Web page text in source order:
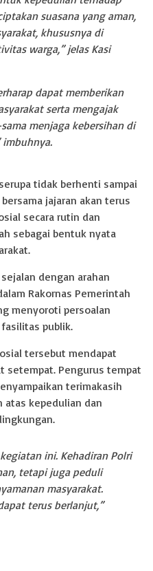
suasana yang aman,
khususnya di
warga,” jelas Kasi
dapat memberikan
serta mengajak
menjaga kebersihan di
tidak berhenti sampai
jajaran akan terus
secara rutin dan
sebagai bentuk nyata
dengan arahan
Rakornas Pemerintah
menyoroti persoalan
publik.
tersebut mendapat
setempat. Pengurus tempat
terimakasih
atas kepedulian dan
ini. Kehadiran Polri
tetapi juga peduli
masyarakat.
terus berlanjut,”